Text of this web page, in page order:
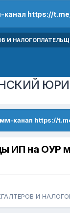
канал https://
И
канал https://
ИП на ОУР
И